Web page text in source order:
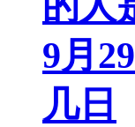
9月
几日